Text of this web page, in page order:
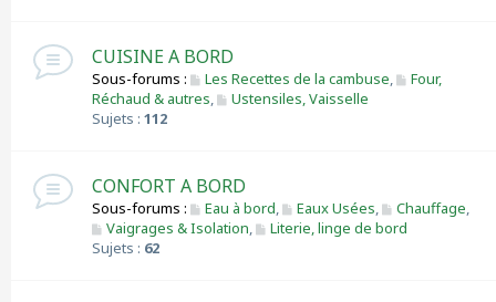
CUISINE A BORD
Sous-forums : Les Recettes de la cambuse,
Four,
Réchaud & autres,
Ustensiles, Vaisselle
Sujets : 112
CONFORT A BORD
Sous-forums : Eau à bord, Eaux Usées, Chauffage,
Vaigrages & Isolation,
Literie, linge de bord
Sujets : 62